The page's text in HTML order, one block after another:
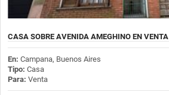
CASA SOBRE AVENIDA AMEGHINO EN VENTA
En: Campana, Buenos Aires
Tipo: Casa
Para: Venta